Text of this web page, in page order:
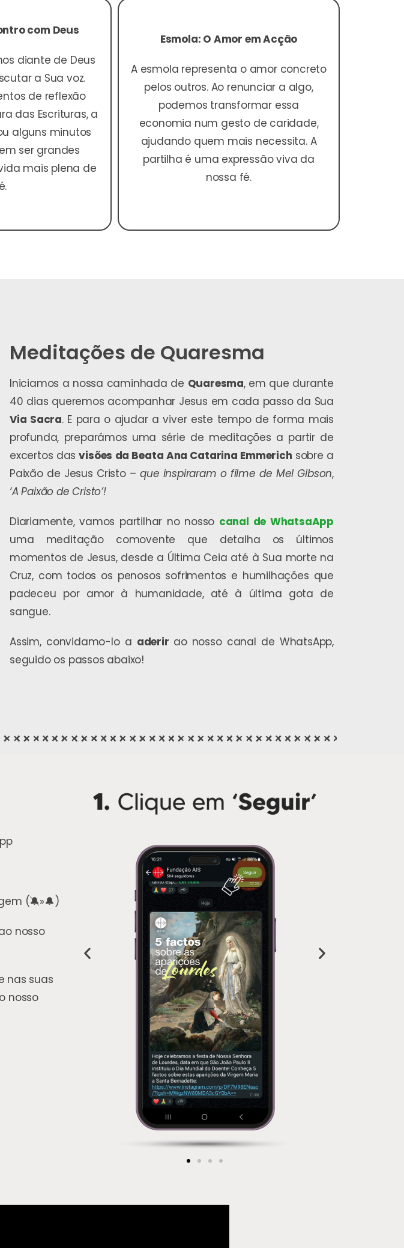
com Deus
diante de Deus
a Sua voz.
de reflexão
das Escrituras, a
alguns minutos
ser grandes
mais plena de
Esmola: O Amor em Acção
A esmola representa o amor concreto
pelos outros. Ao renunciar a algo,
podemos transformar essa
economia num gesto de caridade,
ajudando quem mais necessita. A
partilha é uma expressão viva da
nossa fé.
Meditações de Quaresma
Iniciamos a nossa caminhada de Quaresma, em que durante
40 dias queremos acompanhar Jesus em cada passo da Sua
Via Sacra. E para o ajudar a viver este tempo de forma mais
profunda, preparámos uma série de meditações a partir de
excertos dasvisões da Beata Ana Catarina Emmerich sobre a
Paixão de Jesus Cristo – que inspiraram o filme de Mel Gibson,
‘A Paixão de Cristo’!
Diariamente, vamos partilhar no nosso canal de WhatsaApp
uma meditação comovente que detalha os últimos
momentos de Jesus, desde a Última Ceia até à Sua morte na
Cruz, com todos os penosos sofrimentos e humilhações que
padeceu por amor à humanidade, até à última gota de
sangue.
Assim, convidamo-lo a aderir ao nosso canal de WhatsApp,
seguido os passos abaixo!
(🔕»🔔)
nosso
nas suas
nosso